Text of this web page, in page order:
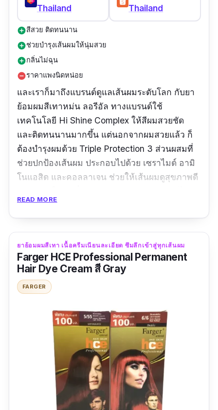
Thailand
Thailand
add_circleสีสวย ติดทนนาน
add_circleช่วยบำรุงเส้นผมให้นุ่มสวย
add_circleกลิ่นไม่ฉุน
remove_circleราคาแพงนิดหน่อย
และเราก็มาถึงแบรนด์ดูแลเส้นผมระดับโลก กับยา
ย้อมผมสีเทาหม่น ลอรีอัล ทางแบรนด์ใช้
เทคโนโลยี Hi Shine Complex ให้สีผมสวยชัด
และติดทนนานมากขึ้น แต่นอกจากผมสวยแล้ว ก็
ต้องบำรุงผมด้วย Triple Protection 3 ส่วนผสมที่
ช่วยปกป้องเส้นผม ประกอบไปด้วย เซราไมด์ อามิ
โนแอสิด และคอลลาเจน ช่วยให้เส้นผมดูสุขภาพดี
ต้องกังวลเลยค่ะ ลอรีอัลเอาอยู่แน่นอน
รีวิว :หาซื้อง่ายมากค่ะ ชอบมีโปรลดราคาบ่อย ๆ
น้ำยาย้อมกลิ่นไม่ฉุนเลย สีติดทนนานดีค่ะ ใช้หลาย
กล่องแล้ว
READ MORE
ยาย้อมผมสีเทา เนื้อครีมเนียนละเอียด ซึมลึกเข้าสู่ทุกเส้นผม
Farger HCE Professional Permanent
Hair Dye Cream สี Gray
FARGER